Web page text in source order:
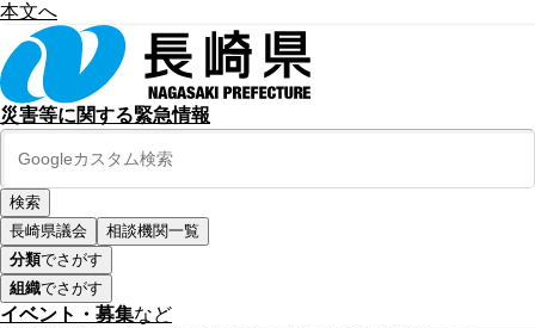
本文へ
災害等に関する緊急情報
長崎県議会
相談機関一覧
分類でさがす
組織でさがす
イベント・募集など